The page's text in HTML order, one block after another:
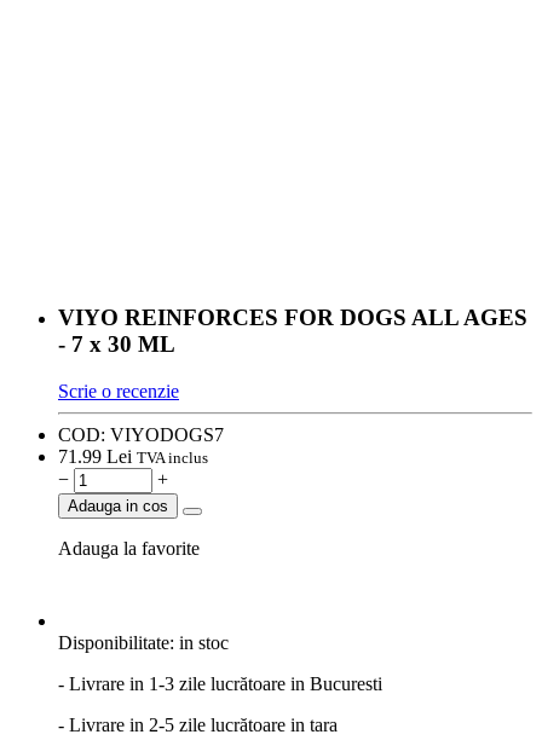
VIYO REINFORCES FOR DOGS ALL AGES
- 7 x 30 ML
Scrie o recenzie
COD: VIYODOGS7
71.99 Lei TVA inclus
− +
Adauga in cos
Adauga la favorite
Disponibilitate: in stoc
- Livrare in 1-3 zile lucrătoare in Bucuresti
- Livrare in 2-5 zile lucrătoare in tara